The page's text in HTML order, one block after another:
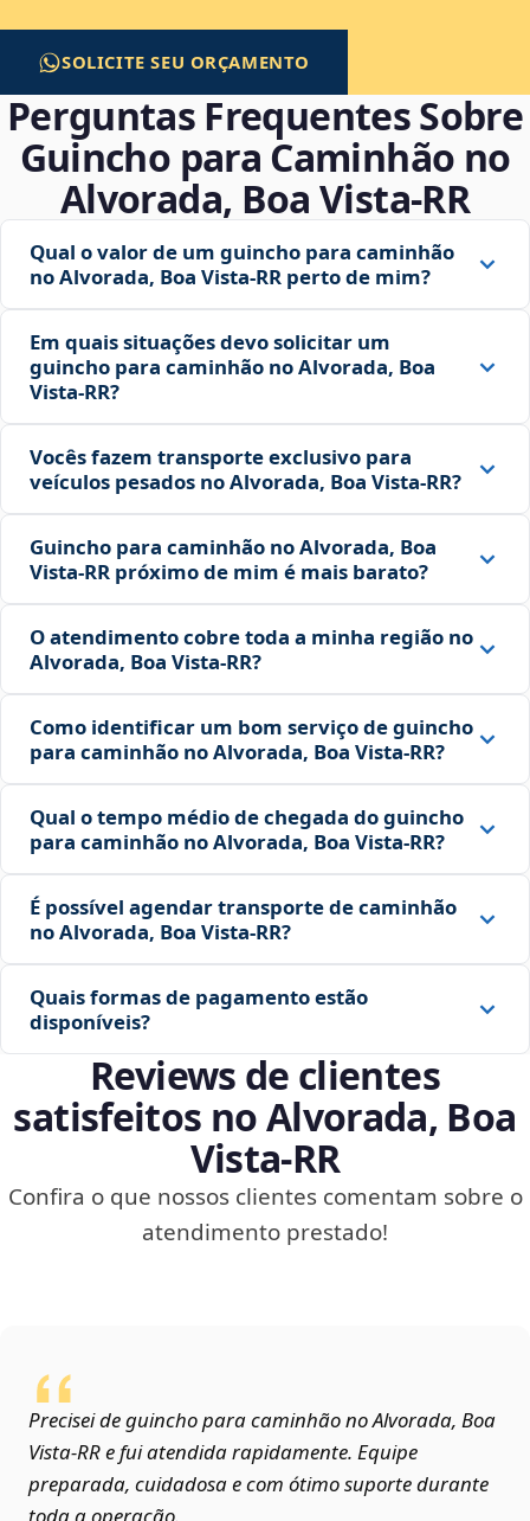
SOLICITE SEU ORÇAMENTO
Perguntas Frequentes Sobre
Guincho para Caminhão no
Alvorada, Boa Vista‑RR
Qual o valor de um guincho para caminhão
no Alvorada, Boa Vista‑RR perto de mim?
Em quais situações devo solicitar um
guincho para caminhão no Alvorada, Boa
Vista‑RR?
Vocês fazem transporte exclusivo para
veículos pesados no Alvorada, Boa Vista‑RR?
Guincho para caminhão no Alvorada, Boa
Vista‑RR próximo de mim é mais barato?
O atendimento cobre toda a minha região no
Alvorada, Boa Vista‑RR?
Como identificar um bom serviço de guincho
para caminhão no Alvorada, Boa Vista‑RR?
Qual o tempo médio de chegada do guincho
para caminhão no Alvorada, Boa Vista‑RR?
É possível agendar transporte de caminhão
no Alvorada, Boa Vista‑RR?
Quais formas de pagamento estão
disponíveis?
Reviews de clientes
satisfeitos no Alvorada, Boa
Vista‑RR
Confira o que nossos clientes comentam sobre o
atendimento prestado!
Precisei de guincho para caminhão no Alvorada, Boa
Vista‑RR e fui atendida rapidamente. Equipe
preparada, cuidadosa e com ótimo suporte durante